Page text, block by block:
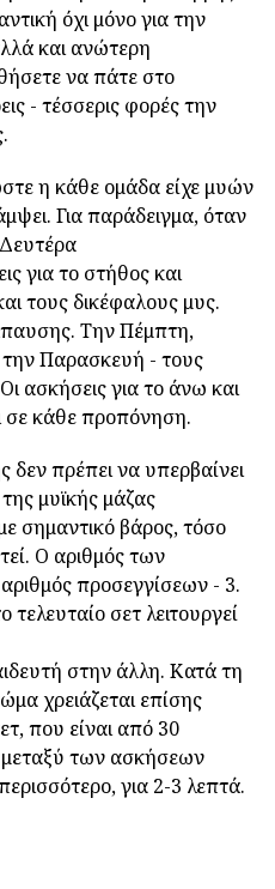
όχι μόνο για την
και ανώτερη
να πάτε στο
- τέσσερις φορές την
η κάθε ομάδα είχε μυών
Για παράδειγμα, όταν
για το στήθος και
τους δικέφαλους μυς.
Την Πέμπτη,
την Παρασκευή - τους
ασκήσεις για το άνω και
σε κάθε προπόνηση.
δεν πρέπει να υπερβαίνει
μυϊκής μάζας
σημαντικό βάρος, τόσο
Ο αριθμός των
προσεγγίσεων - 3.
σετ λειτουργεί
στην άλλη. Κατά τη
χρειάζεται επίσης
που είναι από 30
των ασκήσεων
για 2-3 λεπτά.